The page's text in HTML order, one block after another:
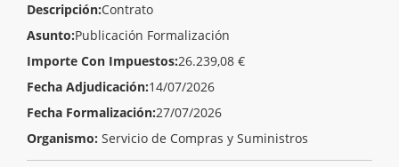
Descripción:Contrato
Asunto:Publicación Formalización
Importe Con Impuestos:26.239,08 €
Fecha Adjudicación:14/07/2026
Fecha Formalización:27/07/2026
Organismo: Servicio de Compras y Suministros